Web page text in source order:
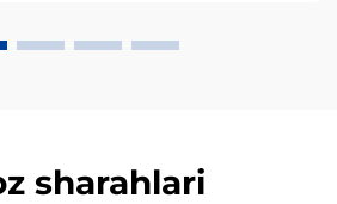
sharahlari